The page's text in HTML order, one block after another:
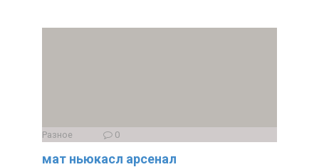
Разное 0
мат ньюкасл арсенал